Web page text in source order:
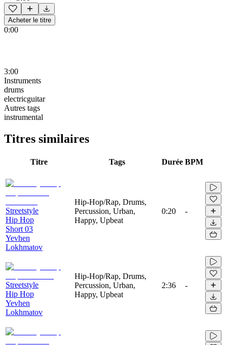
Acheter le titre
0:00
3:00
Instruments
drums
electricguitar
Autres tags
instrumental
Titres similaires
Titre Tags Durée BPM
Streetstyle
Hip Hop
Short 03
Yevhen
Lokhmatov
Hip-Hop/Rap, Drums,
Percussion, Urban,
Happy, Upbeat
0:20 -
Streetstyle
Hip Hop
Yevhen
Lokhmatov
Hip-Hop/Rap, Drums,
Percussion, Urban,
Happy, Upbeat
2:36 -